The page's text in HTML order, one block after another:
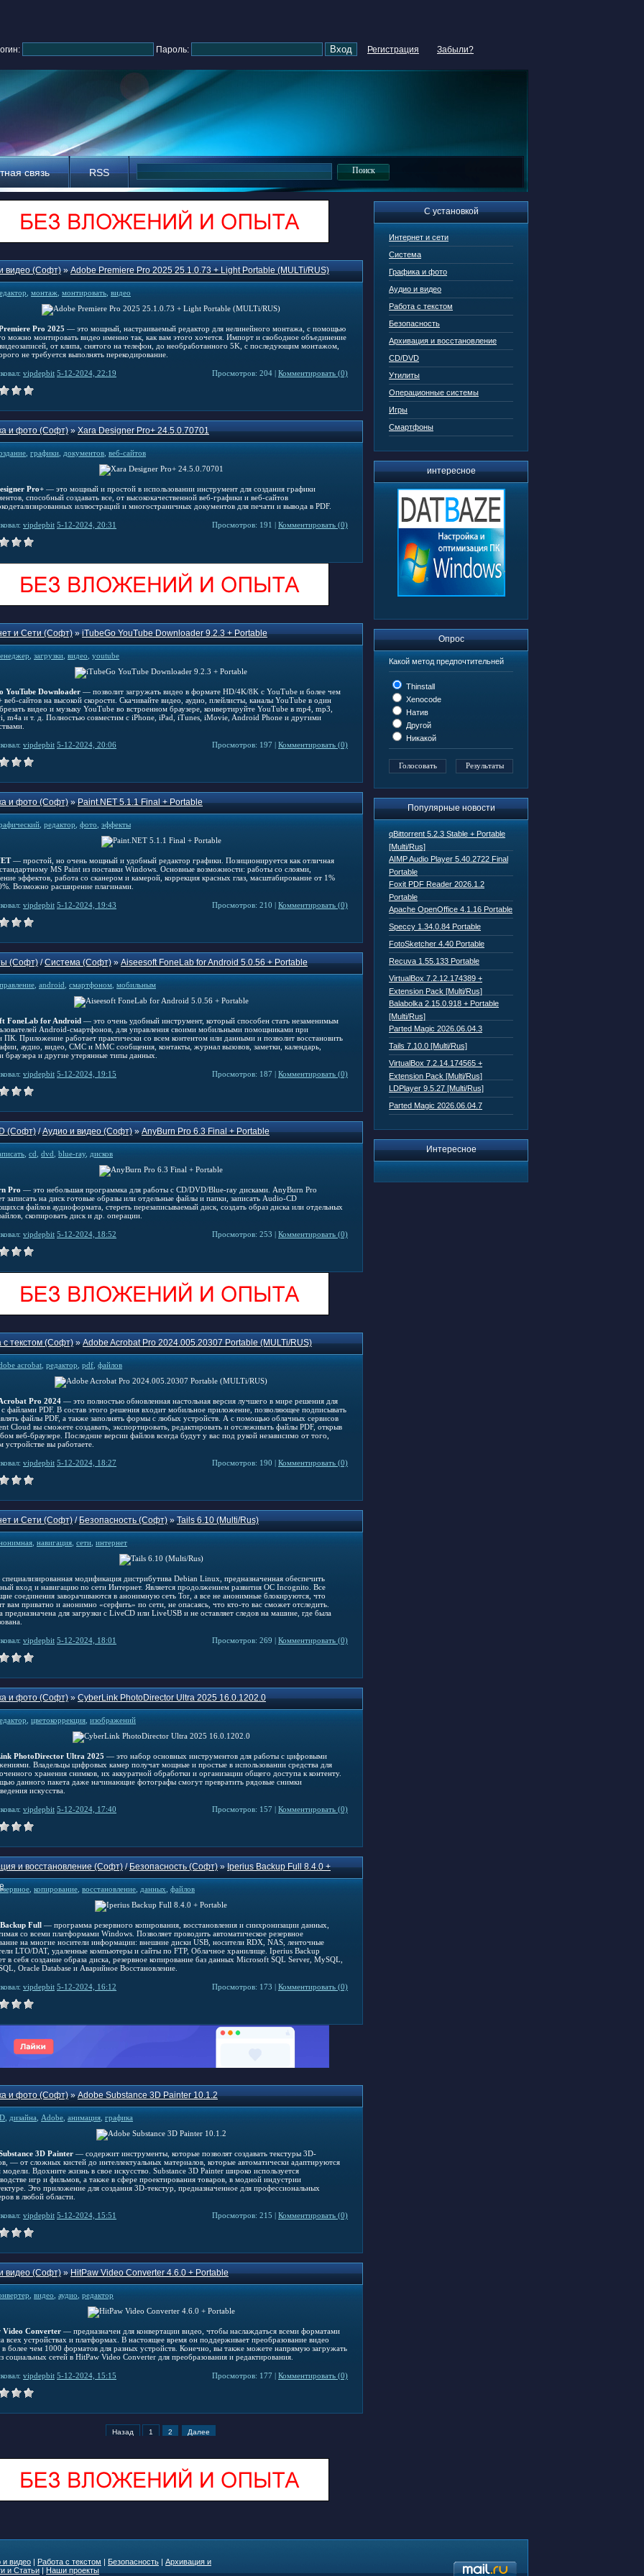
Пароль: Регистрация Забыли?
связь RSS
С установкой
Интернет и сети
Система
Графика и фото
Аудио и видео
Работа с текстом
Безопасность
Архивация и восстановление
CD/DVD
Утилиты
Операционные системы
Игры
Смартфоны
интересное
Опрос
Какой метод предпочтительней
Thinstall
Xenocode
Натив
Другой
Никакой
Популярные новости
qBittorrent 5.2.3 Stable + Portable
[Multi/Rus]
AIMP Audio Player 5.40.2722 Final
Portable
Foxit PDF Reader 2026.1.2
Portable
Apache OpenOffice 4.1.16 Portable
Speccy 1.34.0.84 Portable
FotoSketcher 4.40 Portable
Recuva 1.55.133 Portable
VirtualBox 7.2.12.174389 +
Extension Pack [Multi/Rus]
Balabolka 2.15.0.918 + Portable
[Multi/Rus]
Parted Magic 2026.06.04.3
Tails 7.10.0 [Multi/Rus]
VirtualBox 7.2.14.174565 +
Extension Pack [Multi/Rus]
LDPlayer 9.5.27 [Multi/Rus]
Parted Magic 2026.06.04.7
Интересное
видео (Софт)»Adobe Premiere Pro 2025 25.1.0.73 + Light Portable (MULTi/RUS)
монтаж монтировать видео
Pro 2025 — это мощный, настраиваемый редактор для нелинейного монтажа, с помощью
можно монтировать видео именно так, как вам этого хочется. Импорт и свободное объединение
от клипа, снятого на телефон, до необработанного 5K, с последующим монтажом,
не требуется выполнять перекодирование.
vipdepbit 5-12-2024, 22:19 Просмотров: 204 | Комментировать (0)
и фото (Софт)»Xara Designer Pro+ 24.5.0.70701
графики документов веб-сайтов
Pro+ — это мощный и простой в использовании инструмент для создания графики
способный создавать все, от высококачественной веб-графики и веб-сайтов
иллюстраций и многостраничных документов для печати и вывода в PDF.
vipdepbit 5-12-2024, 20:31 Просмотров: 191 | Комментировать (0)
и Сети (Софт)»iTubeGo YouTube Downloader 9.2.3 + Portable
загрузки видео youtube
YouTube Downloader — позволит загружать видео в формате HD/4K/8K с YouTube и более чем
веб-сайтов на высокой скорости. Скачивайте видео, аудио, плейлисты, каналы YouTube в один
видео и музыку YouTube во встроенном браузере, конвертируйте YouTube в mp4, mp3,
m4a и т. д. Полностью совместим с iPhone, iPad, iTunes, iMovie, Android Phone и другими
vipdepbit 5-12-2024, 20:06 Просмотров: 197 | Комментировать (0)
и фото (Софт)»Paint.NET 5.1.1 Final + Portable
редактор фото эффекты
— простой, но очень мощный и удобный редактор графики. Позиционируется как отличная
MS Paint из поставки Windows. Основные возможности: работы со слоями,
эффектов, работа со сканером и камерой, коррекция красных глаз, масштабирование от 1%
Возможно расширение плагинами.
vipdepbit 5-12-2024, 19:43 Просмотров: 210 | Комментировать (0)
(Софт)/Система (Софт)»Aiseesoft FoneLab for Android 5.0.56 + Portable
android смартфоном мобильным
FoneLab for Android — это очень удобный инструмент, который способен стать незаменимым
Android-смартфонов, для управления своими мобильными помощниками при
Приложение работает практически со всем контентом или данными и позволит восстановить
аудио, видео, СМС и ММС сообщения, контакты, журнал вызовов, заметки, календарь,
браузера и другие утерянные типы данных.
vipdepbit 5-12-2024, 19:15 Просмотров: 187 | Комментировать (0)
(Софт)/Аудио и видео (Софт)»AnyBurn Pro 6.3 Final + Portable
cd dvd blue-ray, дисков
Pro — это небольшая программка для работы с CD/DVD/Blue-ray дисками. AnyBurn Pro
записать на диск готовые образы или отдельные файлы и папки, записать Audio-CD
файлов аудиоформата, стереть перезаписываемый диск, создать образ диска или отдельных
скопировать диск и др. операции.
vipdepbit 5-12-2024, 18:52 Просмотров: 253 | Комментировать (0)
с текстом (Софт)»Adobe Acrobat Pro 2024.005.20307 Portable (MULTi/RUS)
acrobat редактор pdf файлов
Pro 2024 — это полностью обновленная настольная версия лучшего в мире решения для
файлами PDF. В состав этого решения входит мобильное приложение, позволяющее подписывать
файлы PDF, а также заполнять формы с любых устройств. А с помощью облачных сервисов
Cloud вы сможете создавать, экспортировать, редактировать и отслеживать файлы PDF, открыв
веб-браузере. Последние версии файлов всегда будут у вас под рукой независимо от того,
устройстве вы работаете.
vipdepbit 5-12-2024, 18:27 Просмотров: 190 | Комментировать (0)
и Сети (Софт)/Безопасность (Софт)»Tails 6.10 (Multi/Rus)
навигация сети интернет
модификация дистрибутива Debian Linux, предназначенная обеспечить
вход и навигацию по сети Интернет. Является продолжением развития ОС Incognito. Все
соединения заворачиваются в анонимную сеть Tor, а все не анонимные блокируются, что
вам приватно и анонимно «серфить» по сети, не опасаясь, что кто-то вас сможет отследить.
предназначена для загрузки с LiveCD или LiveUSB и не оставляет следов на машине, где была
vipdepbit 5-12-2024, 18:01 Просмотров: 269 | Комментировать (0)
и фото (Софт)»CyberLink PhotoDirector Ultra 2025 16.0.1202.0
цветокоррекция изображений
PhotoDirector Ultra 2025 — это набор основных инструментов для работы с цифровыми
Владельцы цифровых камер получат мощные и простые в использовании средства для
хранения снимков, их аккуратной обработки и организации общего доступа к контенту.
данного пакета даже начинающие фотографы смогут превратить рядовые снимки
искусства.
vipdepbit 5-12-2024, 17:40 Просмотров: 157 | Комментировать (0)
и восстановление (Софт)/Безопасность (Софт)»Iperius Backup Full 8.4.0 +
копирование восстановление данных файлов
Full — программа резервного копирования, восстановления и синхронизации данных,
со всеми платформами Windows. Позволяет проводить автоматическое резервное
на многие носители информации: внешние диски USB, носители RDX, NAS, ленточные
LTO/DAT, удаленные компьютеры и сайты по FTP, Облачное хранилище. Iperius Backup
в себя создание образа диска, резервное копирование баз данных Microsoft SQL Server, MySQL,
Oracle Database и Аварийное Восстановление.
vipdepbit 5-12-2024, 16:12 Просмотров: 173 | Комментировать (0)
и фото (Софт)»Adobe Substance 3D Painter 10.1.2
дизайна Adobe анимация графика
3D Painter — содержит инструменты, которые позволят создавать текстуры 3D-
— от сложных кистей до интеллектуальных материалов, которые автоматически адаптируются
модели. Вдохните жизнь в свое искусство. Substance 3D Painter широко используется
игр и фильмов, а также в сфере проектирования товаров, в модной индустрии
Это приложение для создания 3D-текстур, предназначенное для профессиональных
в любой области.
vipdepbit 5-12-2024, 15:51 Просмотров: 215 | Комментировать (0)
видео (Софт)»HitPaw Video Converter 4.6.0 + Portable
видео аудио редактор
Video Converter — предназначен для конвертации видео, чтобы наслаждаться всеми форматами
всех устройствах и платформах. В настоящее время он поддерживает преобразование видео
в более чем 1000 форматов для разных устройств. Конечно, вы также можете напрямую загружать
социальных сетей в HitPaw Video Converter для преобразования и редактирования.
vipdepbit 5-12-2024, 15:15 Просмотров: 177 | Комментировать (0)
Назад 1 2 Далее
и видео | Работа с текстом | Безопасность | Архивация и
и Статьи | Наши проекты